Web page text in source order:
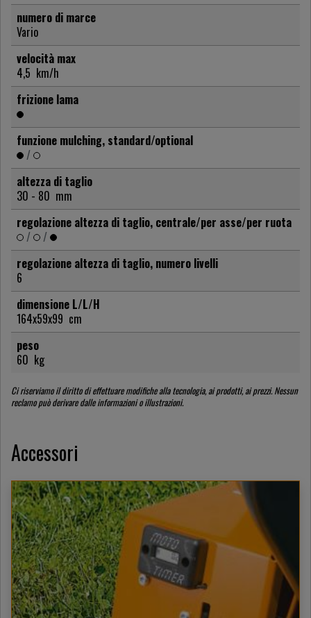
numero di marce
Vario
velocità max
4,5 km/h
frizione lama
funzione mulching, standard/optional
/
altezza di taglio
30 - 80 mm
regolazione altezza di taglio, centrale/per asse/per ruota
/
/
regolazione altezza di taglio, numero livelli
6
dimensione L/L/H
164x59x99 cm
peso
60 kg
Ci riserviamo il diritto di effettuare modifiche alla tecnologia, ai prodotti, ai prezzi. Nessun
reclamo può derivare dalle informazioni o illustrazioni.
Accessori